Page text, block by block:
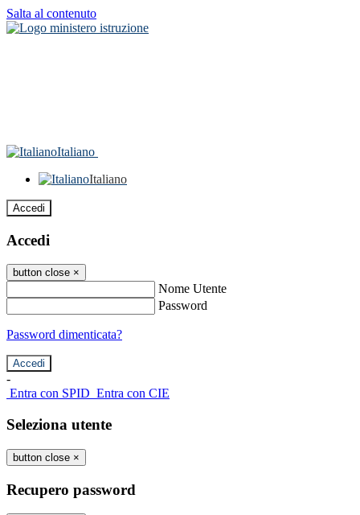
Salta al contenuto
Italiano
Italiano
Accedi
Accedi
button close ×
Nome Utente
Password
Password dimenticata?
-
Entra con SPID Entra con CIE
Seleziona utente
button close ×
Recupero password